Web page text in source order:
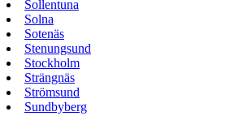
Sollentuna
Solna
Sotenäs
Stenungsund
Stockholm
Strängnäs
Strömsund
Sundbyberg